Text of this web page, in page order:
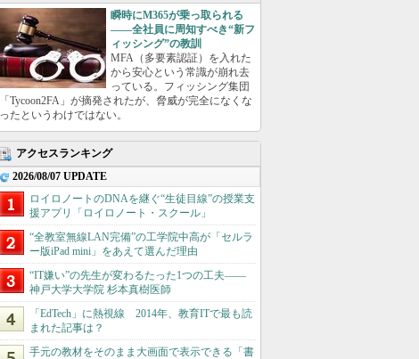
瞬時にM365が乗っ取られる
――全社員に周知すべき“新フ
ィッシング”の教訓
MFA（多要素認証）を入れた
から安心という常識が崩れ去
っている。フィッシング集団
「Tycoon2FA」が摘発されたが、脅威が完全になくな
ったというわけではない。
アクセスランキング
2026/08/07 UPDATE
ロイロノートのDNAを継ぐ“生徒目線”の授業支
援アプリ「ロイロノート・スクール」
“全教室無線LAN完備”の工学院中高が「セルラ
ー版iPad mini」をあえて選んだ理由
“IT嫌い”の先生が変わるたった1つの工夫――
神戸大学大学院 杉本真樹医師
「EdTech」に熱視線 2014年、教育ITで最も読
まれた記事は？
手元の教材をそのまま大画面で表示できる「書